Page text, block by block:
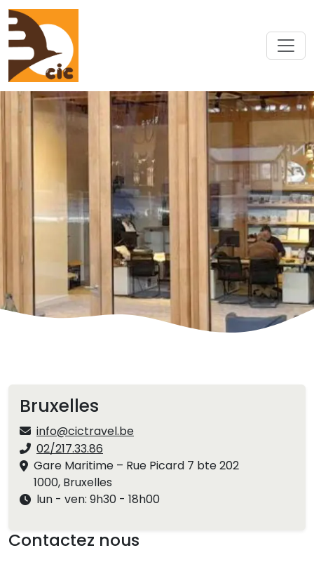
Bruxelles
info@cictravel.be
02/217.33.86
Gare Maritime – Rue Picard 7 bte 202
1000, Bruxelles
lun - ven: 9h30 - 18h00
Contactez nous